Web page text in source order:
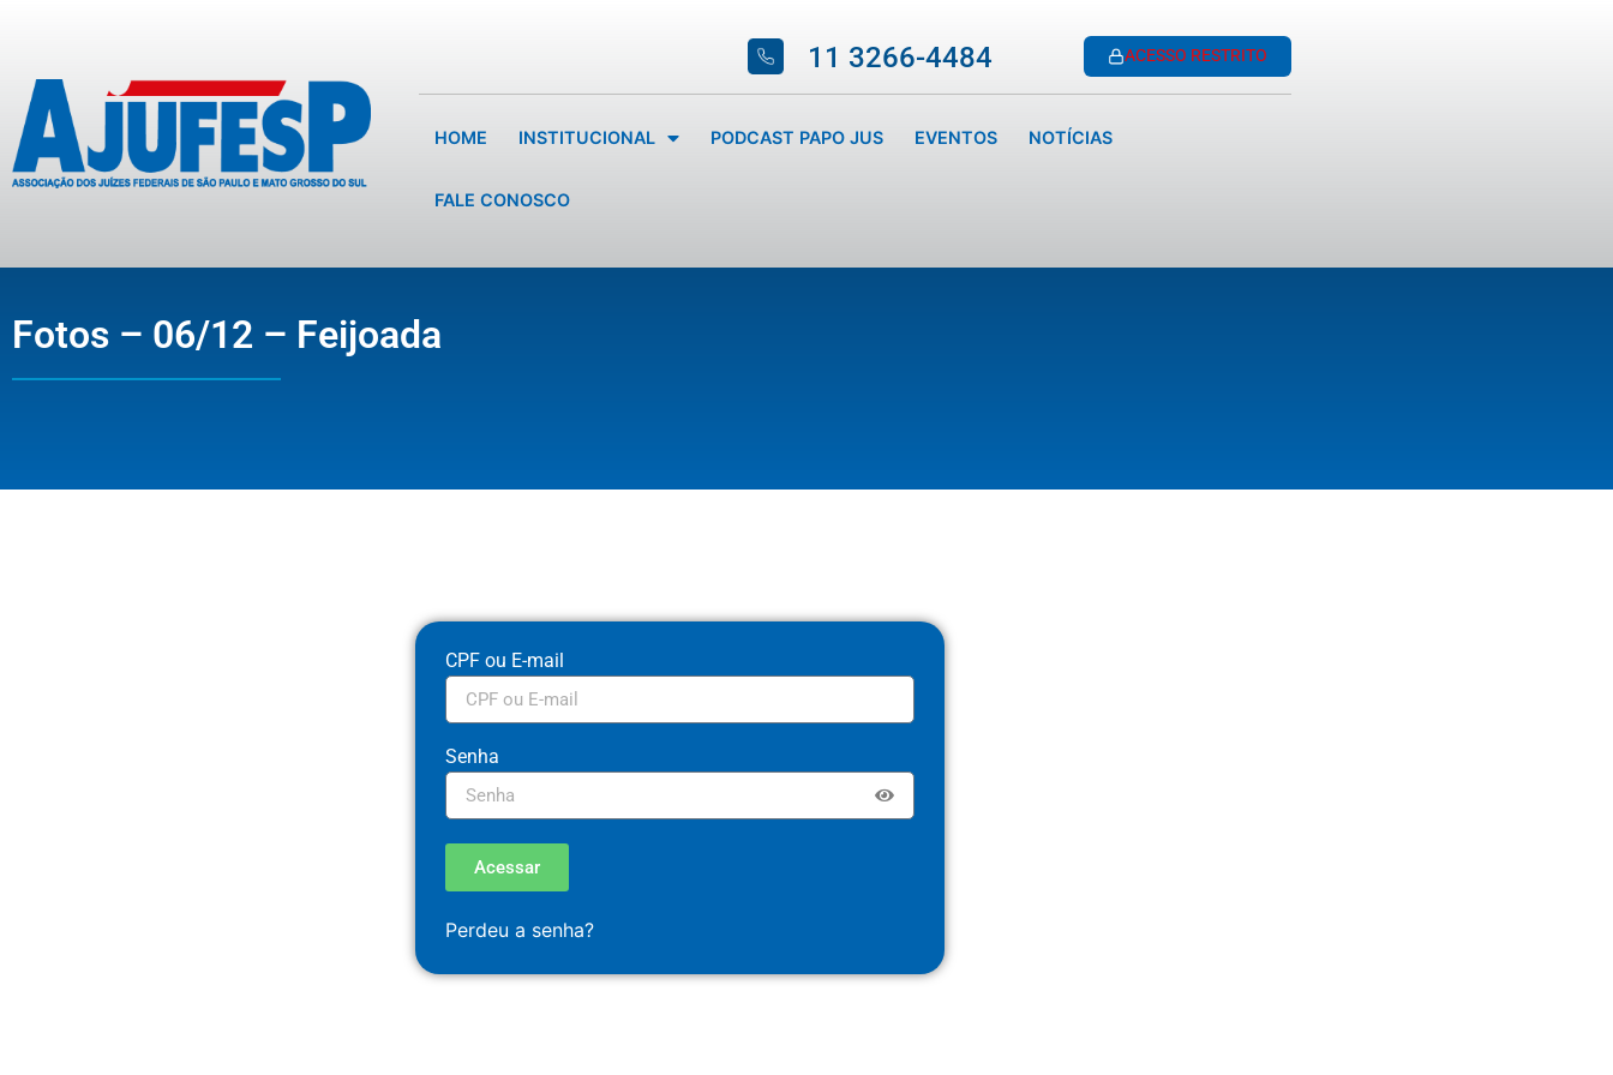
11 3266-4484 ACESSO RESTRITO
HOME INSTITUCIONAL PODCAST PAPO JUS EVENTOS NOTÍCIAS
FALE CONOSCO
Fotos – 06/12 – Feijoada
CPF ou E-mail
Senha
Acessar
Perdeu a senha?